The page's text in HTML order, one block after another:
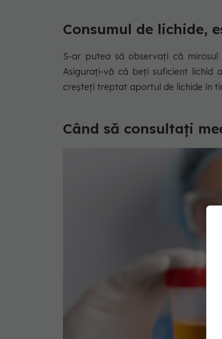
Consumul de lichide,
S-ar putea să observați că mirosul
Asigurați-vă că beți suficient lichid
creșteți treptat aportul de lichide în
Când să consultați